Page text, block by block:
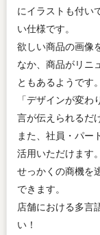
にイラストも付い
い仕様です。
欲しい商品の画像
なか、商品がリニ
ともあるようです。
「デザインが変
言が伝えられるだ
また、社員・パー
活用いただけます。
せっかくの商機を
できます。
店舗における多言
い！